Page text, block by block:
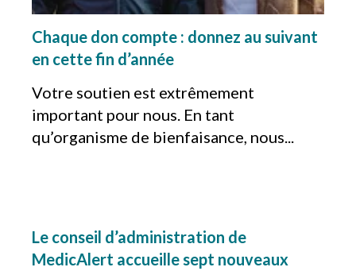
Chaque don compte : donnez au suivant
en cette fin d’année
Votre soutien est extrêmement
important pour nous. En tant
qu’organisme de bienfaisance, nous...
Le conseil d’administration de
MedicAlert accueille sept nouveaux